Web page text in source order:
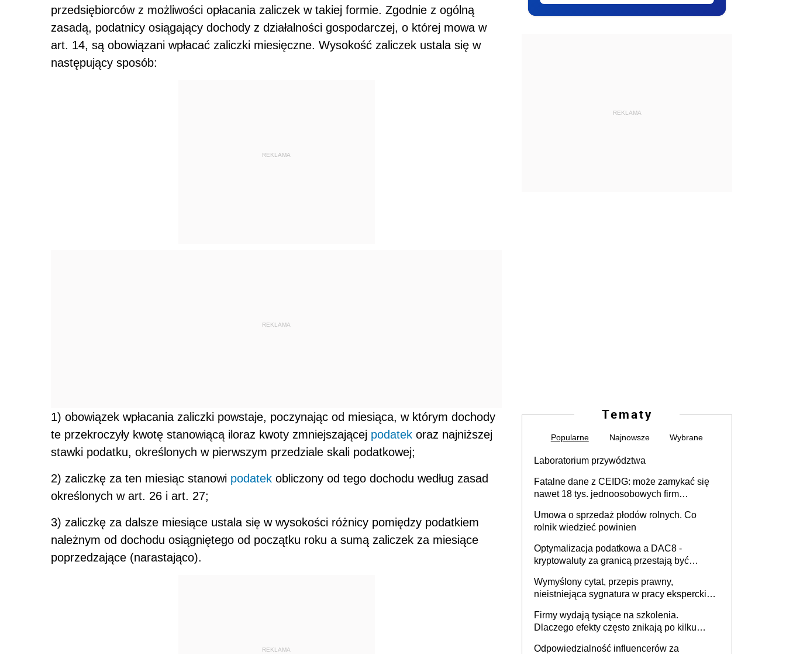
przedsiębiorców z możliwości opłacania zaliczek w takiej formie. Zgodnie z ogólną
zasadą, podatnicy osiągający dochody z działalności gospodarczej, o której mowa w
art. 14, są obowiązani wpłacać zaliczki miesięczne. Wysokość zaliczek ustala się w
następujący sposób:
REKLAMA
REKLAMA
1) obowiązek wpłacania zaliczki powstaje, poczynając od miesiąca, w którym dochody
te przekroczyły kwotę stanowiącą iloraz kwoty zmniejszającej podatek oraz najniższej
stawki podatku, określonych w pierwszym przedziale skali podatkowej;
2) zaliczkę za ten miesiąc stanowi podatek obliczony od tego dochodu według zasad
określonych w art. 26 i art. 27;
3) zaliczkę za dalsze miesiące ustala się w wysokości różnicy pomiędzy podatkiem
należnym od dochodu osiągniętego od początku roku a sumą zaliczek za miesiące
poprzedzające (narastająco).
REKLAMA
REKLAMA
Tematy
Popularne Najnowsze Wybrane
Laboratorium przywództwa
Fatalne dane z CEIDG: może zamykać się
nawet 18 tys. jednoosobowych firm
Umowa o sprzedaż płodów rolnych. Co
rolnik wiedzieć powinien
Optymalizacja podatkowa a DAC8 -
kryptowaluty za granicą przestają być
Wymyślony cytat, przepis prawny,
nieistniejąca sygnatura w pracy eksperckiej -
firmie
Firmy wydają tysiące na szkolenia.
Dlaczego efekty często znikają po kilku
Odpowiedzialność influencerów za